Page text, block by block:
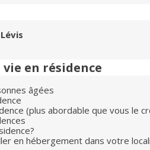
en résidence
âgées
(plus abordable que vous le
en hébergement dans votre